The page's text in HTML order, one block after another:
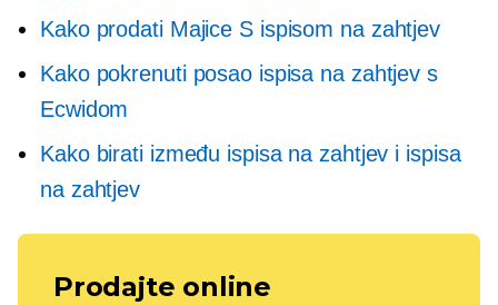
Kako prodati Majice S ispisom na zahtjev
Kako pokrenuti posao ispisa na zahtjev s
Ecwidom
Kako birati između ispisa na zahtjev i ispisa
na zahtjev
Prodajte online